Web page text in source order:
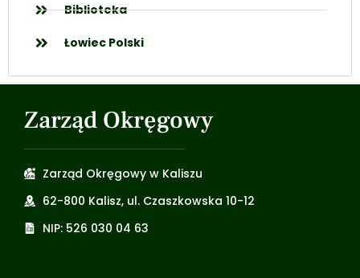
Biblioteka
Łowiec Polski
Zarząd Okręgowy
Zarząd Okręgowy w Kaliszu
62-800 Kalisz, ul. Czaszkowska 10-12
NIP: 526 030 04 63